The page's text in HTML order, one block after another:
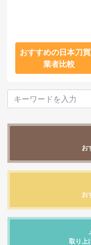
おすすめの日本刀
業者比較
お
お
取り上